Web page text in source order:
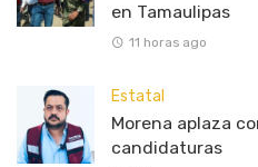
en Tamaulipas
11 horas ago
Estatal
Morena aplaza
candidaturas